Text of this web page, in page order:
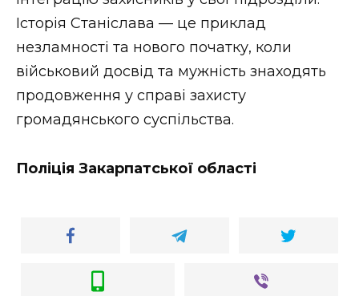
Історія Станіслава — це приклад
незламності та нового початку, коли
військовий досвід та мужність знаходять
продовження у справі захисту
громадянського суспільства.
Поліція Закарпатської області